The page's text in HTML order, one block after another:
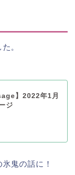
。
】2022年1月
ジ
鬼の話に！